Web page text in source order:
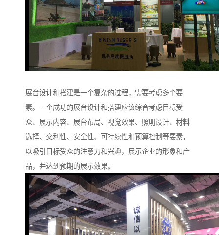
展台设计和搭建是一个复杂的过程，需要考虑多个要
素。一个成功的展台设计和搭建应该综合考虑目标受
众、展示内容、展台布局、视觉效果、照明设计、材料
选择、交利性、安全性、可持续性和预算控制等要素，
以吸引目标受众的注意力和兴趣，展示企业的形象和产
品，并达到预期的展示效果。